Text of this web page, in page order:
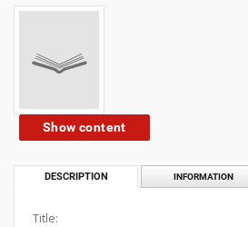
Show content
DESCRIPTION INFORMATION
Title: